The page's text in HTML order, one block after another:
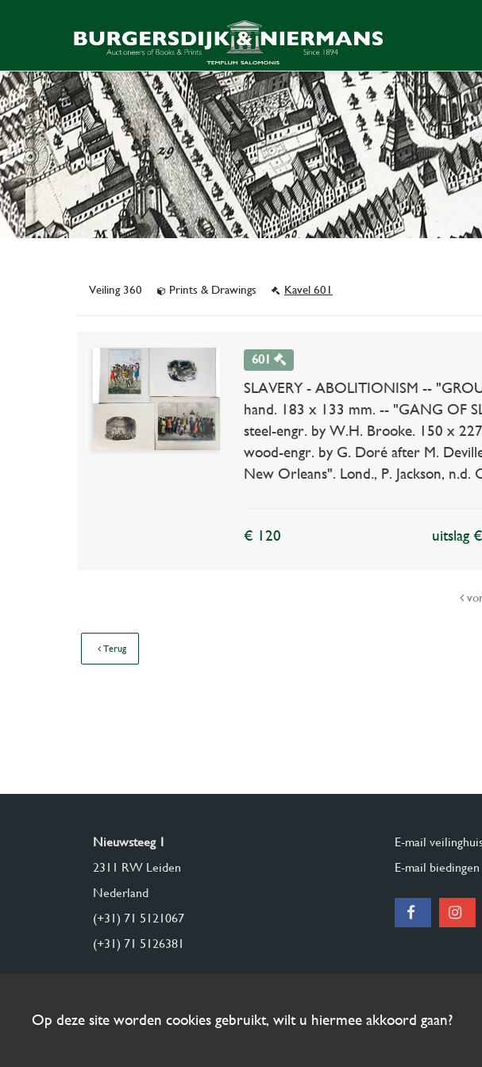
Veiling 360 Prints & Drawings Kavel 601
601
SLAVERY - ABOLITIONISM --
hand. 183 x 133 mm. -- "GANG OF
steel-engr. by W.H. Brooke. 150 x
wood-engr. by G. Doré after M.
New Orleans". Lond., P. Jackson,
€ 120 uitslag
Terug
Nieuwsteeg 1
2311 RW Leiden
Nederland
(+31) 71 5121067
(+31) 71 5126381
E-mail
E-mail biedingen
Op deze site worden cookies gebruikt, wilt u hiermee akkoord gaan?